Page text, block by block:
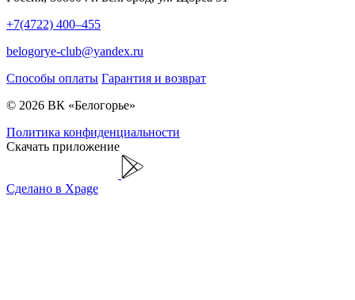
+7(4722) 400–455
belogorye-club@yandex.ru
Способы оплаты Гарантия и возврат
© 2026 ВК «Белогорье»
Политика конфиденциальности
Скачать приложение
Сделано в Xpage